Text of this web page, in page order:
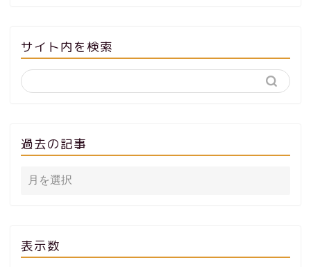
サイト内を検索
過去の記事
表示数